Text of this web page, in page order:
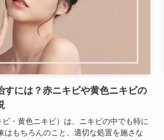
すには？赤ニキビや黄色ニキビの
・黄色ニキビ）は、ニキビの中でも特に
はもちろんのこと、適切な処置を施さな